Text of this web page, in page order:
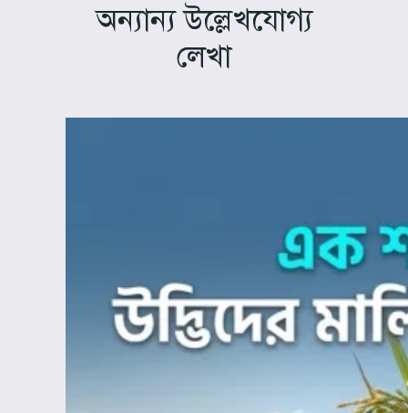
অন্যান্য উল্লেখযোগ্য
লেখা